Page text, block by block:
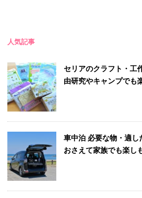
人気記事
セリアのクラフト・工
由研究やキャンプでも
車中泊 必要な物・適し
おさえて家族でも楽し